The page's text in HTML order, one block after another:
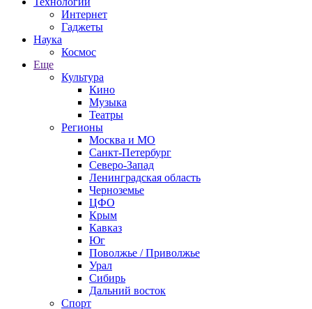
Интернет
Гаджеты
Наука
Космос
Еще
Культура
Кино
Музыка
Театры
Регионы
Москва и МО
Санкт-Петербург
Северо-Запад
Ленинградская область
Черноземье
ЦФО
Крым
Кавказ
Юг
Поволжье / Приволжье
Урал
Сибирь
Дальний восток
Спорт